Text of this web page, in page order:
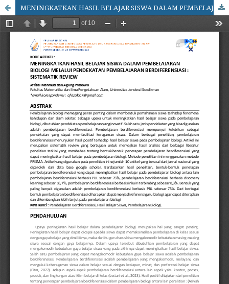
MENINGKATKAN HASIL BELAJAR SISWA DALAM PEMBELAJARAN BIOLOGI MELALUI PENDEKATAN PEMBELAJARAN BERDIFERENSIASI : SISTEMATIK REVIEW